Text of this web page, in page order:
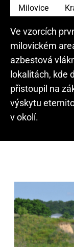
Milovice
Ve vzorcích
milovickém
azbestová
lokalitách, kde
přistoupil na
výskytu
v okolí.